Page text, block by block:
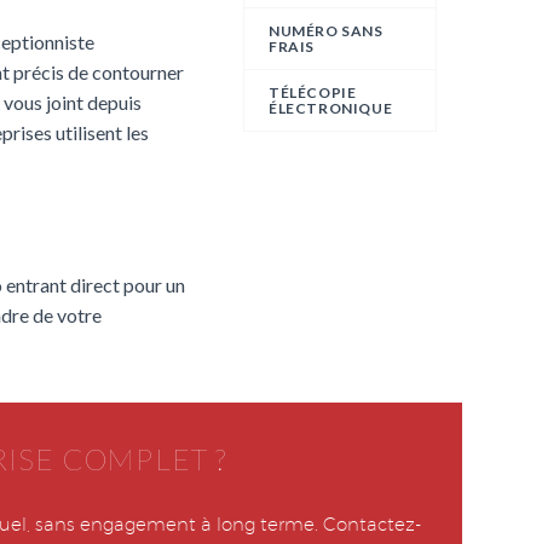
précis de contourner
joint depuis
utilisent les
entrant direct pour un
de votre
NUMÉRO SANS
FRAIS
TÉLÉCOPIE
ÉLECTRONIQUE
COMPLET ?
sans engagement à long terme. Contactez-